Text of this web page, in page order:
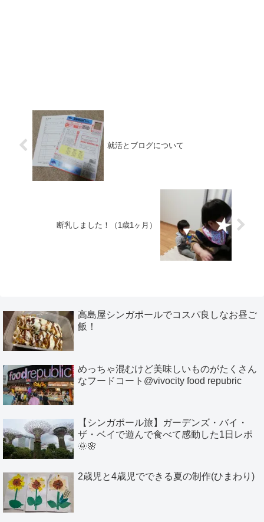
就活とブログについて
断乳しました！（1歳1ヶ月）
高島屋シンガポールでコスパ良しなお昼ご
飯！
めっちゃ混むけど美味しいものがたくさん
なフードコート@vivocity food repubric
【シンガポール旅】ガーデンズ・バイ・
ザ・ベイで遊んで食べて感動した1日レポ
🌞🌸
2歳児と4歳児でできる夏の制作(ひまわり)